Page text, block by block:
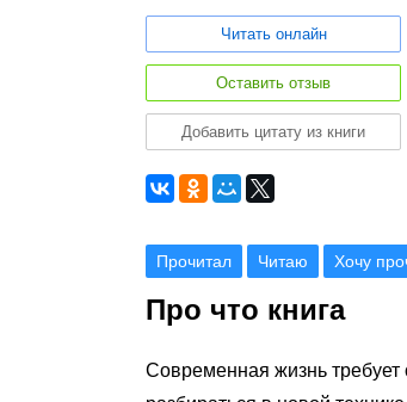
Читать онлайн
Оставить отзыв
Добавить цитату из книги
Прочитал Читаю Хочу
Про что книга
Современная жизнь